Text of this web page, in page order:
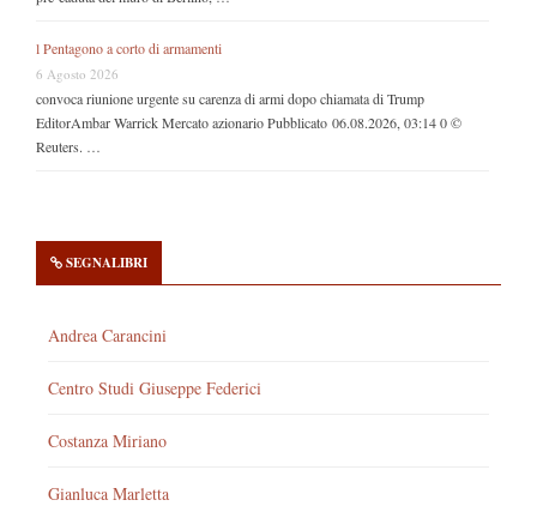
l Pentagono a corto di armamenti
6 Agosto 2026
convoca riunione urgente su carenza di armi dopo chiamata di Trump
EditorAmbar Warrick Mercato azionario Pubblicato 06.08.2026, 03:14 0 ©
Reuters. …
SEGNALIBRI
Andrea Carancini
Centro Studi Giuseppe Federici
Costanza Miriano
Gianluca Marletta